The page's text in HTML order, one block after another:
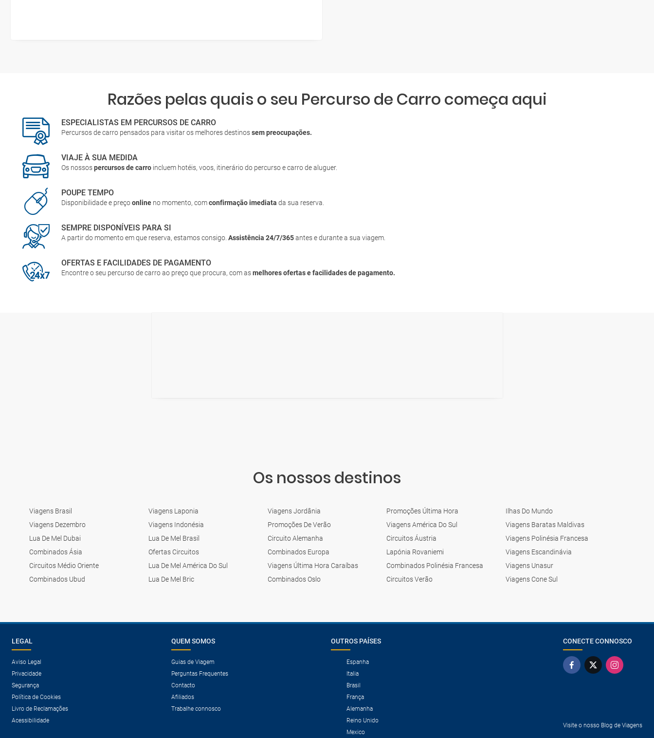
Razões pelas quais o seu Percurso de Carro começa aqui
ESPECIALISTAS EM PERCURSOS DE CARRO
Percursos de carro pensados para visitar os melhores destinossem preocupações.
VIAJE À SUA MEDIDA
Os nossospercursos de carro incluem hotéis, voos, itinerário do percurso e carro de aluguer.
POUPE TEMPO
Disponibilidade e preçoonline no momento, comconfirmação imediata da sua reserva.
SEMPRE DISPONÍVEIS PARA SI
A partir do momento em que reserva, estamos consigo.Assistência 24/7/365antes e durante a sua viagem.
OFERTAS E FACILIDADES DE PAGAMENTO
Encontre o seu percurso de carro ao preço que procura, com asmelhores ofertas e facilidades de pagamento.
Os nossos destinos
Viagens Brasil Viagens Laponia Viagens Jordânia Promoções Última Hora
Ilhas Do Mundo
Viagens Dezembro
Viagens Indonésia Promoções De Verão Viagens América Do Sul
Viagens Baratas Maldivas
Lua De Mel Dubai
Lua De Mel Brasil Circuito Alemanha Circuitos Áustria
Viagens Polinésia Francesa
Combinados Ásia
Ofertas Circuitos Combinados Europa Lapónia Rovaniemi
Viagens Escandinávia
Circuitos Médio Oriente
Lua De Mel América Do Sul Viagens Última Hora Caraíbas Combinados Polinésia Francesa
Viagens Unasur
Combinados Ubud
Lua De Mel Bric Combinados Oslo Circuitos Verão Viagens Cone Sul
LEGAL
Aviso Legal
Privacidade
Segurança
Política de Cookies
Livro de Reclamações
Acessibilidade
QUEM SOMOS
Guias de Viagem
Perguntas Frequentes
Contacto
Afiliados
Trabalhe connosco
OUTROS PAÍSES
Espanha
Italia
Brasil
França
Alemanha
Reino Unido
Mexico
CONECTE CONNOSCO
Visite o nosso Blog de Viagens